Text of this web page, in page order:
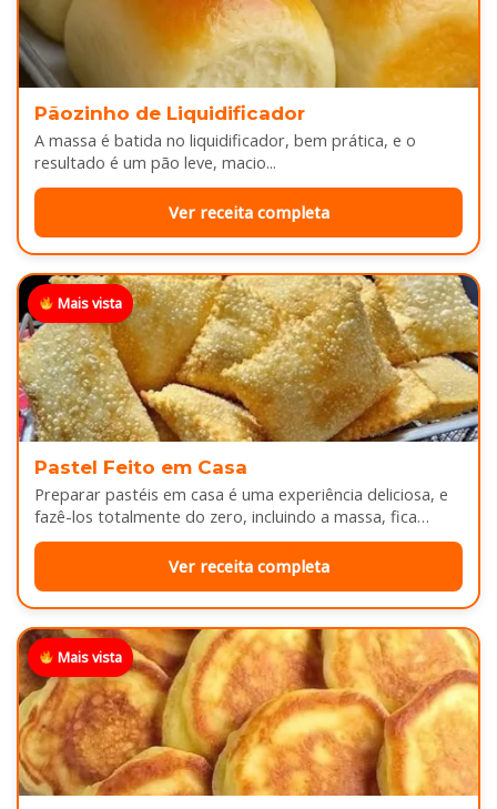
Pãozinho de Liquidificador
A massa é batida no liquidificador, bem prática, e o
resultado é um pão leve, macio...
Ver receita completa
Mais vista
Pastel Feito em Casa
Preparar pastéis em casa é uma experiência deliciosa, e
fazê-los totalmente do zero, incluindo a massa, fica
melhor ainda...
Ver receita completa
Mais vista